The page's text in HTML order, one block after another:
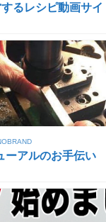
るレシピ動画サイ
ーアルのお手伝い